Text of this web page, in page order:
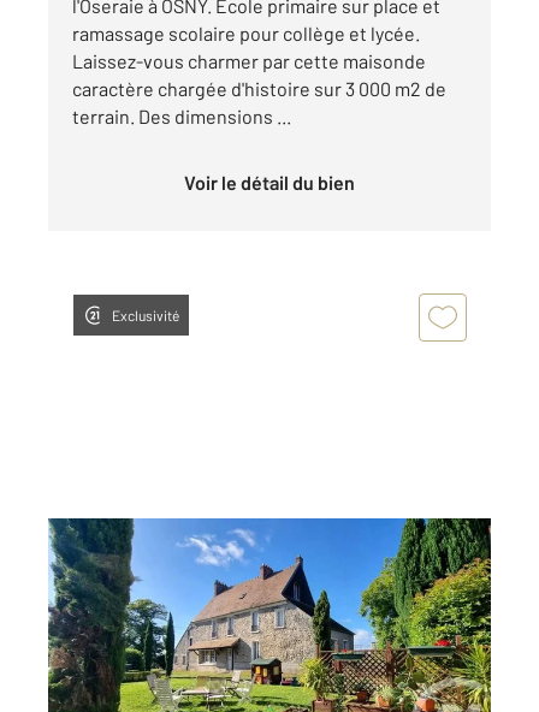
l'Oseraie à OSNY. Ecole primaire sur place et
ramassage scolaire pour collège et lycée.
Laissez-vous charmer par cette maisonde
caractère chargée d'histoire sur 3 000 m2 de
terrain. Des dimensions ...
Voir le détail du bien
Exclusivité
VALLANGOUJARD 95
348,43 m
, 13 pièces
Ref : 183
Maison à vendre
690 000 €